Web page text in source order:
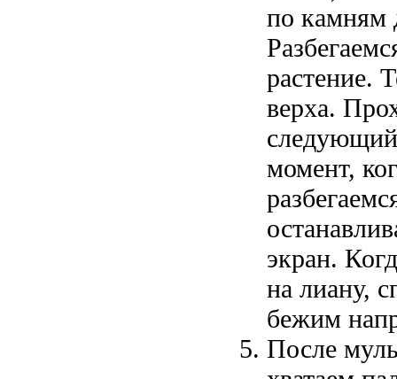
по камням
растение.
верха.
момент,
экран.
на лиану,
бежим
После